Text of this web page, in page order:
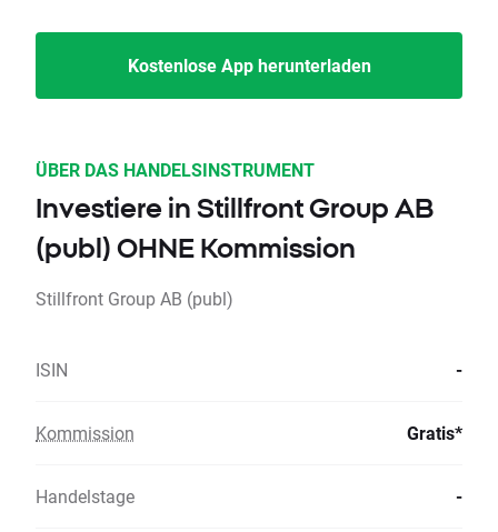
Kostenlose App herunterladen
ÜBER DAS HANDELSINSTRUMENT
Investiere in Stillfront Group AB
(publ) OHNE Kommission
Stillfront Group AB (publ)
ISIN -
Kommission Gratis*
Handelstage -